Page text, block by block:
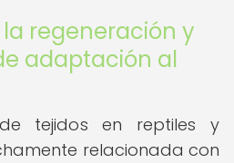
regeneración y
adaptación al
tejidos en reptiles y
relacionada con